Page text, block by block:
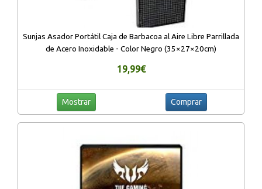
Sunjas Asador Portátil Caja de Barbacoa al Aire Libre Parrillada
de Acero Inoxidable - Color Negro (35×27×20cm)
19,99€
Mostrar Comprar